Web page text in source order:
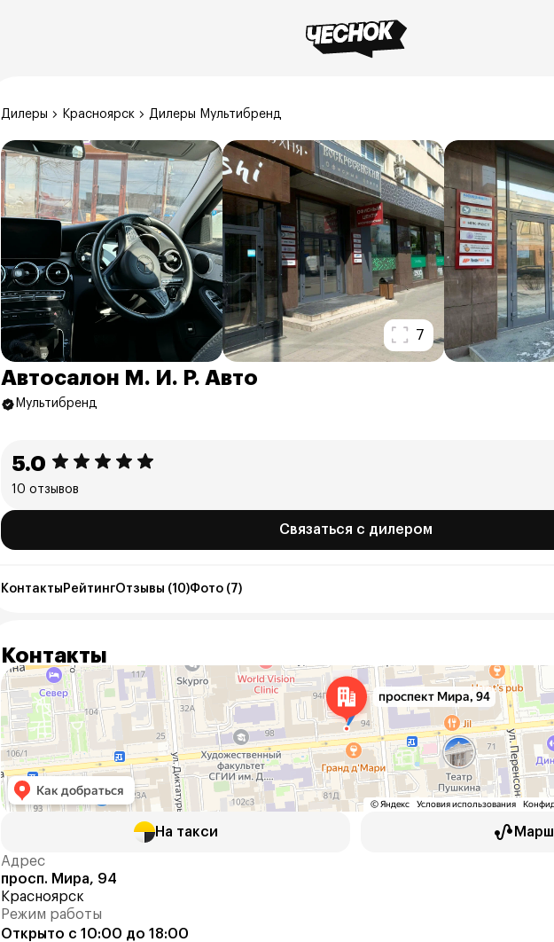
Дилеры Красноярск Дилеры Мультибренд
7
Автосалон М. И. Р. Авто
Мультибренд
5.0
10 отзывов
Связаться с дилером
Контакты РейтингОтзывы (10)Фото (7)
Контакты
На такси
Адрес
просп. Мира, 94
Красноярск
Режим работы
Открыто с 10:00 до 18:00